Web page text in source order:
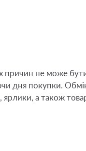
причин не може
дня покупки.
а також